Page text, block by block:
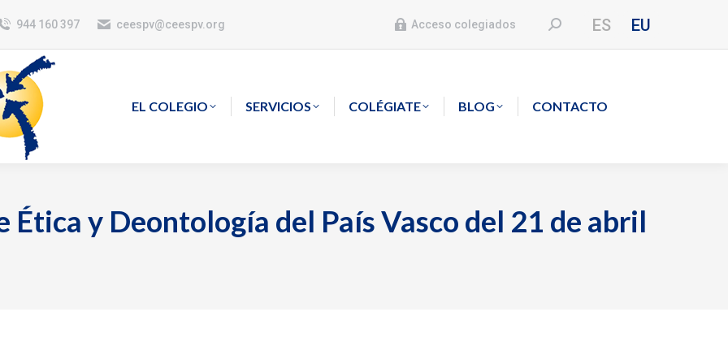
944 160 397 ceespv@ceespv.org Acceso colegiados Buscar: ES EU
EL COLEGIO SERVICIOS COLÉGIATE BLOG CONTACTO
Ética y Deontología del País Vasco del 21 de abril